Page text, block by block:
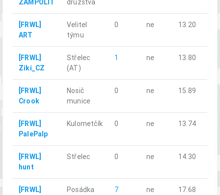
ZAMPOLIT
družstva
[FRWL]
ART
Velitel
týmu
0 ne 13.20
[FRWL]
Ziki_CZ
Střelec
(AT)
1 ne 13.80
[FRWL]
Crook
Nosič
munice
0 ne 15.89
[FRWL]
PalePalp
Kulometčík 0 ne 13.74
[FRWL]
hunt
Střelec 0 ne 14.30
[FRWL]
Posádka 7 ne 17.68